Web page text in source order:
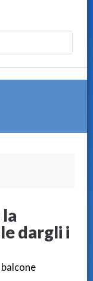
dargli i